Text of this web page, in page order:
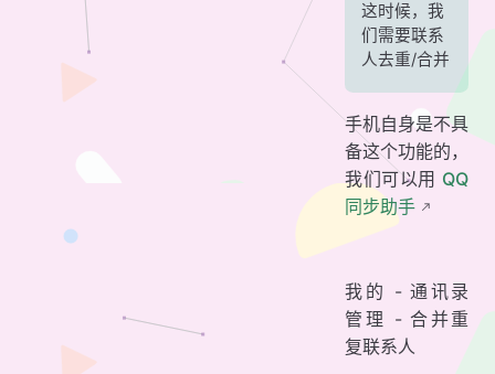
这时候，我
们需要联系
人去重/合并
手机自身是不具
备这个功能的，
我们可以用 QQ
同步助手
我的 - 通讯录
管理 - 合并重
复联系人